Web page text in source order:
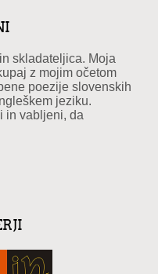
skladateljica. Moja
z mojim očetom
poezije slovenskih
jeziku.
in vabljeni, da